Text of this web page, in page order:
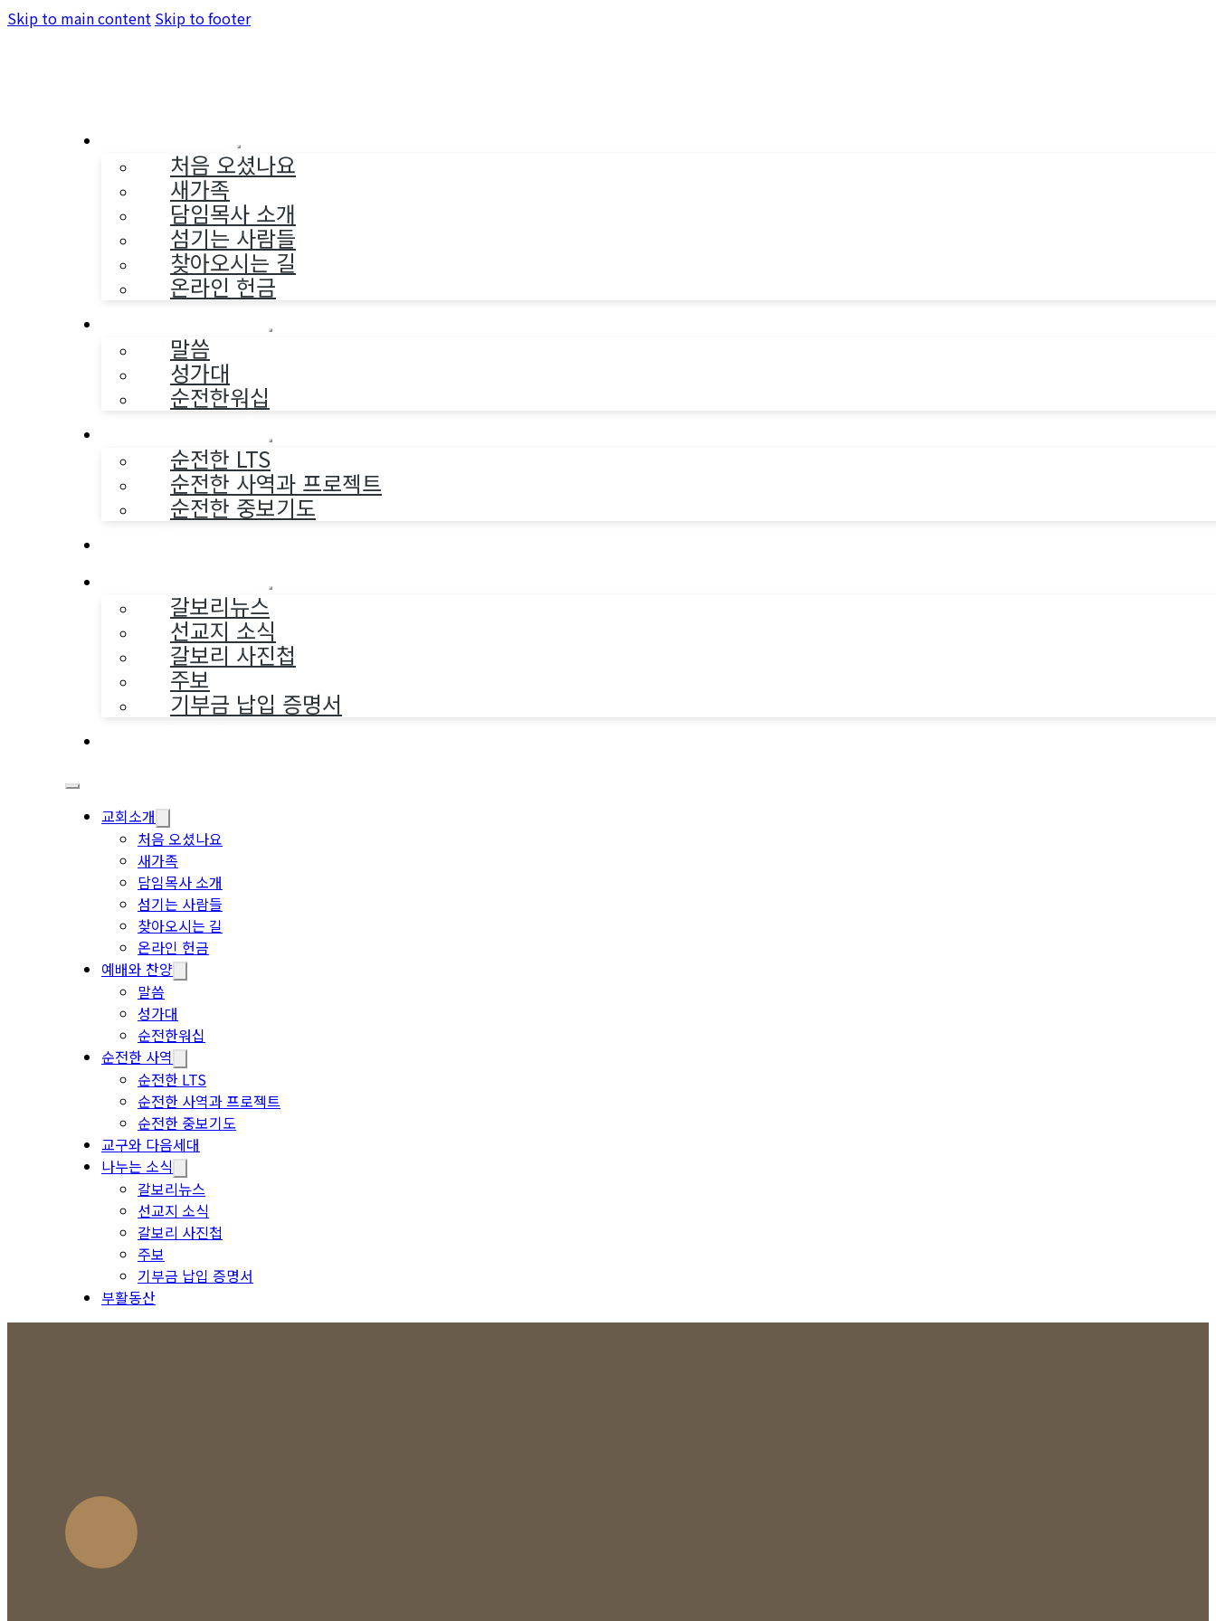
Skip to main content Skip to footer
처음 오셨나요
새가족
담임목사 소개
섬기는 사람들
찾아오시는 길
온라인 헌금
말씀
성가대
순전한워십
순전한 LTS
순전한 사역과 프로젝트
순전한 중보기도
갈보리뉴스
선교지 소식
갈보리 사진첩
주보
기부금 납입 증명서
교회소개
처음 오셨나요
새가족
담임목사 소개
섬기는 사람들
찾아오시는 길
온라인 헌금
예배와 찬양
말씀
성가대
순전한워십
순전한 사역
순전한 LTS
순전한 사역과 프로젝트
순전한 중보기도
교구와 다음세대
나누는 소식
갈보리뉴스
선교지 소식
갈보리 사진첩
주보
기부금 납입 증명서
부활동산